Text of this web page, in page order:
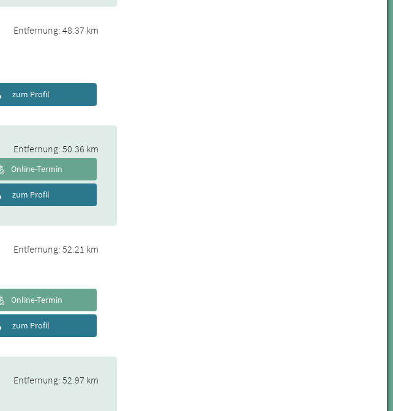
Entfernung: 48.37 km
zum Profil
Entfernung: 50.36 km
zum Profil
Online-Termin
Entfernung: 52.21 km
zum Profil
Online-Termin
Entfernung: 52.97 km